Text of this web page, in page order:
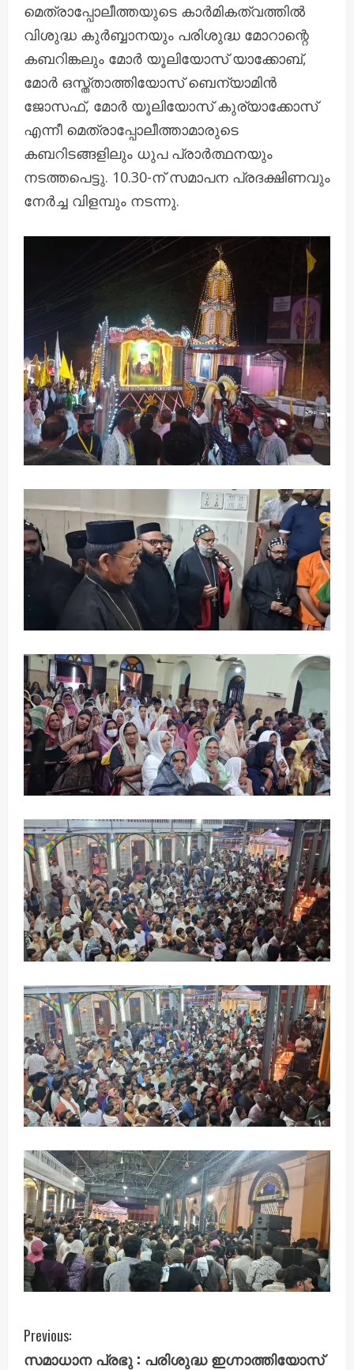
മെത്രാപ്പോലീത്തയുടെ കാര്‍മികത്വത്തില്‍
വിശുദ്ധ കുര്‍ബ്ബാനയും പരിശുദ്ധ മോറാന്റെ
കബറിങ്കലും മോര്‍ യൂലിയോസ് യാക്കോബ്,
മോര്‍ ഒസ്ത്താത്തിയോസ് ബെന്യാമിന്‍
ജോസഫ്, മോര്‍ യൂലിയോസ് കുര്യാക്കോസ്
എന്നീ മെത്രാപ്പോലീത്താമാരുടെ
കബറിടങ്ങളിലും ധുപ പ്രാര്‍ത്ഥനയും
നടത്തപെട്ടു. 10.30-ന് സമാപന പ്രദക്ഷിണവും
നേർച്ച വിളമ്പും നടന്നു.
C
Previous:
സമാധാന പ്രഭു : പരിശുദ്ധ ഇഗ്നാത്തിയോസ്